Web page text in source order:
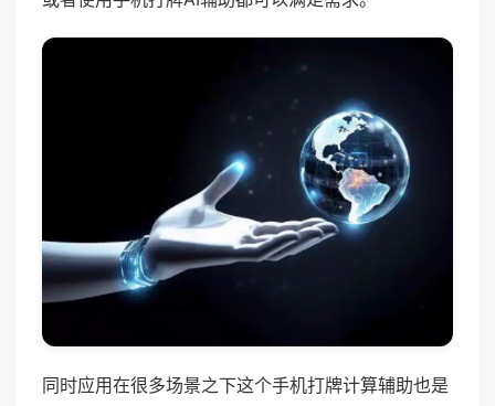
同时应用在很多场景之下这个手机打牌计算辅助也是